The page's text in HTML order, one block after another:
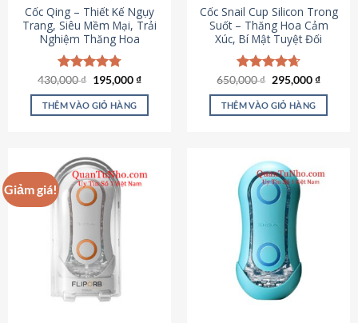
Cốc Qing – Thiết Kế Ngụy
Trang, Siêu Mềm Mại, Trải
Nghiệm Thăng Hoa
Được xếp
hạng4.78
5 sao
430,000₫ Giá
là:
430,000 ₫.
195,000₫Giá
tại
THÊM VÀO GIỎ HÀNG
Cốc Snail Cup Silicon Trong
Suốt – Thăng Hoa Cảm
Xúc, Bí Mật Tuyệt Đối
Được xếp
hạng4.69
5 sao
650,000₫ Giá
là:
650,000 ₫.
295,000₫Giá
tại
THÊM VÀO GIỎ HÀNG
Giảm giá!